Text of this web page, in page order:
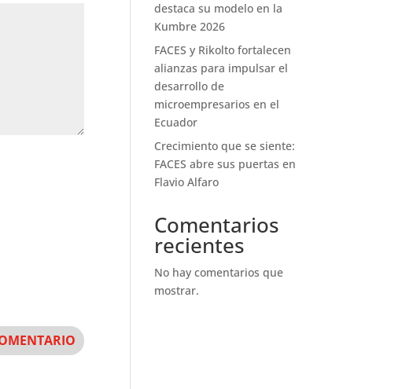
destaca su modelo en la
Kumbre 2026
FACES y Rikolto fortalecen
alianzas para impulsar el
desarrollo de
microempresarios en el
Ecuador
Crecimiento que se siente:
FACES abre sus puertas en
Flavio Alfaro
Comentarios
recientes
No hay comentarios que
mostrar.